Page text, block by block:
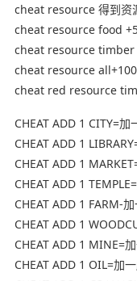
cheat resource 得到资
cheat resource food
cheat resource timber
cheat resource
cheat red resource
CHEAT ADD 1 CITY=加
CHEAT ADD 1
CHEAT ADD 1
CHEAT ADD 1
CHEAT ADD 1 FARM-
CHEAT ADD 1
CHEAT ADD 1 MINE=
CHEAT ADD 1 OIL=加